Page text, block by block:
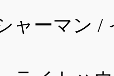
ャーマン /